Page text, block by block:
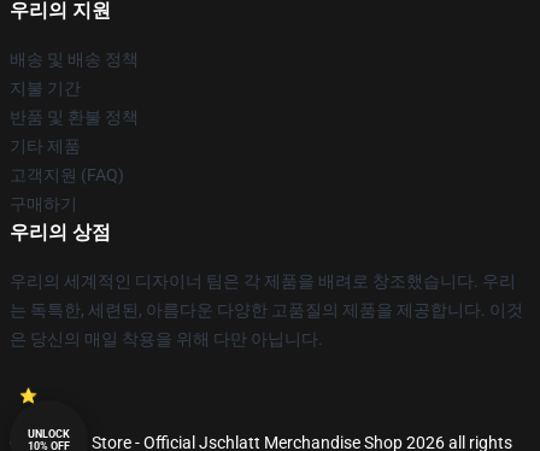
우리의 지원
배송 및 배송 정책
지불 기간
반품 및 환불 정책
기타 제품
고객지원 (FAQ)
구매하기
우리의 상점
우리의 세계적인 디자이너 팀은 각 제품을 배려로 창조했습니다. 우리
는 독특한, 세련된, 아름다운 다양한 고품질의 제품을 제공합니다. 이것
은 당신의 매일 착용을 위해 다만 아닙니다.
© Jschlatt Store - Official Jschlatt Merchandise Shop 2026 all rights
UNLOCK
10% OFF